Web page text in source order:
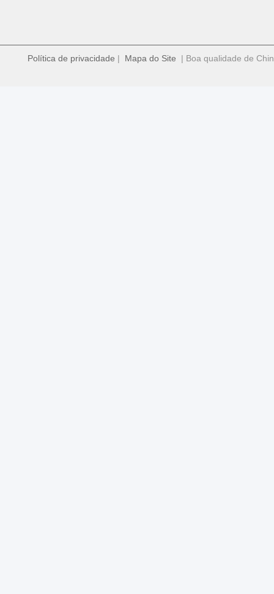
Política de privacidade | Mapa do Site | Boa qualidade de